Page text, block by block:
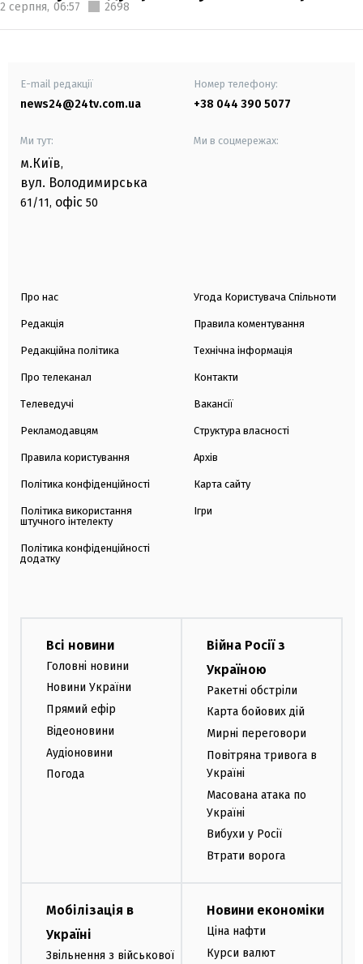
2 серпня, 06:57 2698
E-mail редакції
news24@24tv.com.ua
Номер телефону:
+38 044 390 5077
Ми тут:
м.Київ,
вул. Володимирська
61/11, офіс 50
Ми в соцмережах:
Про нас
Редакція
Редакційна політика
Про телеканал
Телеведучі
Рекламодавцям
Правила користування
Політика конфіденційності
Політика використання
штучного інтелекту
Політика конфіденційності
додатку
Угода Користувача Спільноти
Правила коментування
Технічна інформація
Контакти
Вакансії
Структура власності
Архів
Карта сайту
Ігри
Всі новини
Головні новини
Новини України
Прямий ефір
Відеоновини
Аудіоновини
Погода
Війна Росії з
Україною
Ракетні обстріли
Карта бойових дій
Мирні переговори
Повітряна тривога в
Україні
Масована атака по
Україні
Вибухи у Росії
Втрати ворога
Мобілізація в
Україні
Звільнення з військової
Новини економіки
Ціна нафти
Курси валют